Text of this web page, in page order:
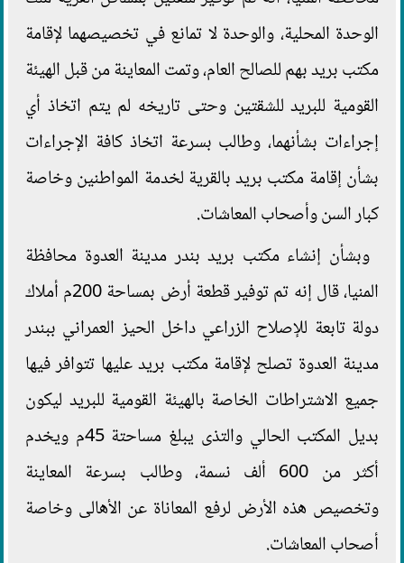
الوحدة المحلية، والوحدة لا تمانع في تخصيصهما لإقامة
مكتب بريد بهم للصالح العام، وتمت المعاينة من قبل الهيئة
القومية للبريد للشقتين وحتى تاريخه لم يتم اتخاذ أي
إجراءات بشأنهما، وطالب بسرعة اتخاذ كافة الإجراءات
بشأن إقامة مكتب بريد بالقرية لخدمة المواطنين وخاصة
كبار السن وأصحاب المعاشات.
وبشأن إنشاء مكتب بريد بندر مدينة العدوة محافظة
المنيا، قال إنه تم توفير قطعة أرض بمساحة 200م أملاك
دولة تابعة للإصلاح الزراعي داخل الحيز العمراني ببندر
مدينة العدوة تصلح لإقامة مكتب بريد عليها تتوافر فيها
جميع الاشتراطات الخاصة بالهيئة القومية للبريد ليكون
بديل المكتب الحالي والتذى يبلغ مساحتة 45م ويخدم
أكثر من 600 ألف نسمة، وطالب بسرعة المعاينة
وتخصيص هذه الأرض لرفع المعاناة عن الأهالى وخاصة
أصحاب المعاشات.